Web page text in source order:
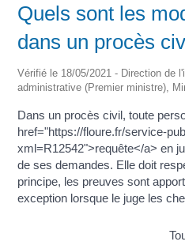
Quels sont les
dans un procès
Vérifié le 18/05/2021 - Direction de
administrative (Premier ministre),
Dans un procès civil, toute
href="https://floure.fr/service-
xml=R12542">requête</a> en
de ses demandes. Elle doit
principe, les preuves sont
exception lorsque le juge les